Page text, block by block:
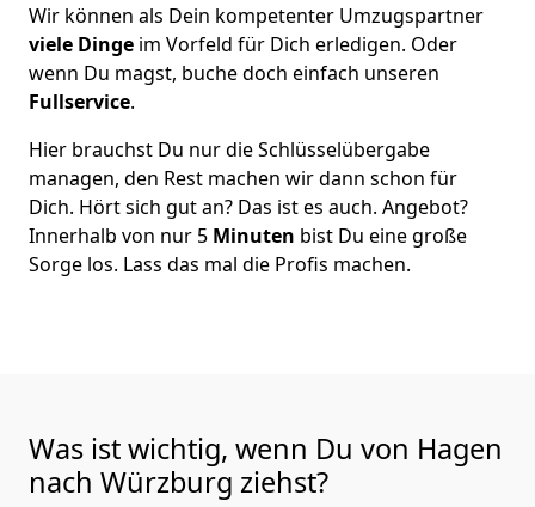
Wir können als Dein kompetenter Umzugspartner
viele Dinge im Vorfeld für Dich erledigen. Oder
wenn Du magst, buche doch einfach unseren
Fullservice.
Hier brauchst Du nur die Schlüsselübergabe
managen, den Rest machen wir dann schon für
Dich. Hört sich gut an? Das ist es auch. Angebot?
Innerhalb von nur 5 Minuten bist Du eine große
Sorge los. Lass das mal die Profis machen.
Was ist wichtig, wenn Du von Hagen
nach Würzburg ziehst?